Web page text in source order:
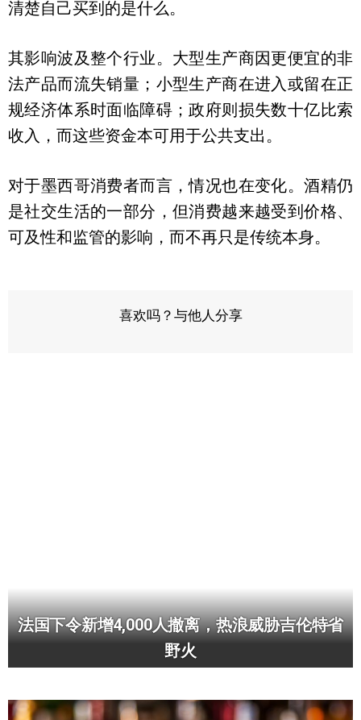
清楚自己买到的是什么。
其影响波及整个行业。大型生产商因更便宜的非
法产品而流失销量；小型生产商在进入或留在正
规经济体系时面临障碍；政府则损失数十亿比索
收入，而这些资金本可用于公共支出。
对于墨西哥消费者而言，情况也在变化。酒精仍
是社交生活的一部分，但消费越来越受到价格、
可及性和监管的影响，而不再只是传统本身。
喜欢吗？与他人分享
法国下令新增4,000人撤离，热浪威胁吉伦特省
野火